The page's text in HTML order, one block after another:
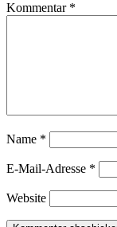
Kommentar *
Name *
E-Mail-Adresse *
Website